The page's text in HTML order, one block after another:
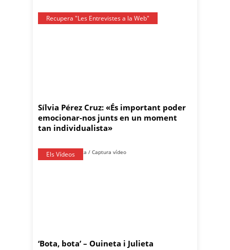
Recupera "Les Entrevistes a la Web"
Sílvia Pérez Cruz: «És important poder
emocionar-nos junts en un moment
tan individualista»
Els Vídeos
‘Bota, bota’ – Ouineta i Julieta